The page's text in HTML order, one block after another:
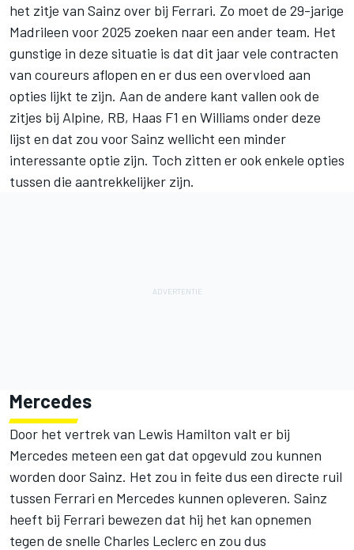
het zitje van Sainz over bij Ferrari. Zo moet de 29-jarige
Madrileen voor 2025 zoeken naar een ander team. Het
gunstige in deze situatie is dat dit jaar vele contracten
van coureurs aflopen en er dus een overvloed aan
opties lijkt te zijn. Aan de andere kant vallen ook de
zitjes bij Alpine, RB, Haas F1 en Williams onder deze
lijst en dat zou voor Sainz wellicht een minder
interessante optie zijn. Toch zitten er ook enkele opties
tussen die aantrekkelijker zijn.
Mercedes
Door het vertrek van Lewis Hamilton valt er bij
Mercedes meteen een gat dat opgevuld zou kunnen
worden door Sainz. Het zou in feite dus een directe ruil
tussen Ferrari en Mercedes kunnen opleveren. Sainz
heeft bij Ferrari bewezen dat hij het kan opnemen
tegen de snelle Charles Leclerc en zou dus